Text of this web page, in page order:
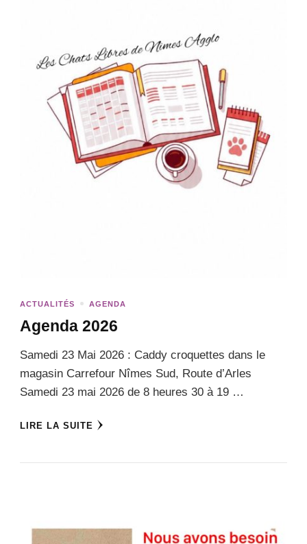
ACTUALITÉS AGENDA
Agenda 2026
Samedi 23 Mai 2026 : Caddy croquettes dans le
magasin Carrefour Nîmes Sud, Route d’Arles
Samedi 23 mai 2026 de 8 heures 30 à 19 …
LIRE LA SUITE